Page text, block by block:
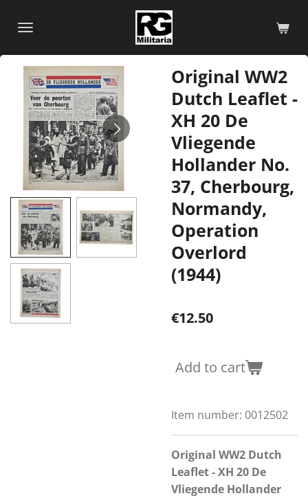
content
Original WW2
Dutch Leaflet -
XH 20 De
Vliegende
Hollander No.
37, Cherbourg,
Normandy,
Operation
Overlord
(1944)
€12.50
Add to cart
Item number: 0012502
Original WW2 Dutch
Leaflet - XH 20 De
Vliegende Hollander